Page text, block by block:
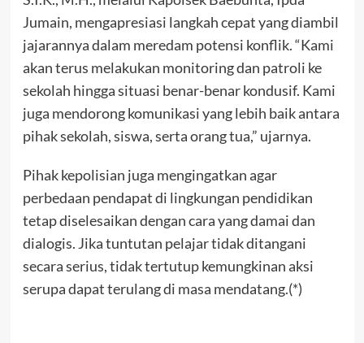
Jumain, mengapresiasi langkah cepat yang diambil
jajarannya dalam meredam potensi konflik. “Kami
akan terus melakukan monitoring dan patroli ke
sekolah hingga situasi benar-benar kondusif. Kami
juga mendorong komunikasi yang lebih baik antara
pihak sekolah, siswa, serta orang tua,” ujarnya.
Pihak kepolisian juga mengingatkan agar
perbedaan pendapat di lingkungan pendidikan
tetap diselesaikan dengan cara yang damai dan
dialogis. Jika tuntutan pelajar tidak ditangani
secara serius, tidak tertutup kemungkinan aksi
serupa dapat terulang di masa mendatang.(*)